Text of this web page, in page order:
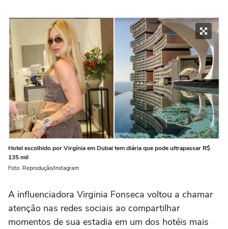
Hotel escolhido por Virgínia em Dubai tem diária que pode ultrapassar R$
135 mil
Foto: Reprodução/Instagram
A influenciadora Virginia Fonseca voltou a chamar
atenção nas redes sociais ao compartilhar
momentos de sua estadia em um dos hotéis mais